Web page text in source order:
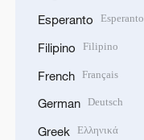
Esperanto Esperanto
Filipino Filipino
French Français
German Deutsch
Greek Ελληνικά